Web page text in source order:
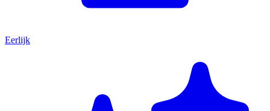
Eerlijk